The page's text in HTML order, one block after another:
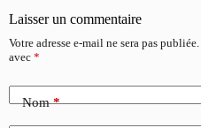
Laisser un commentaire
Votre adresse e-mail ne sera pas publiée.
avec *
Nom*